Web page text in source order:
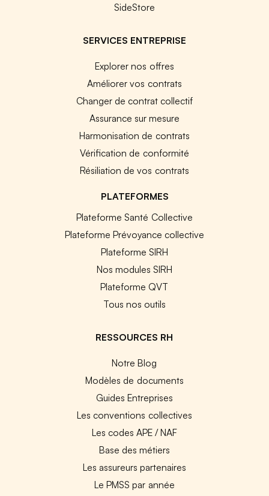
SideStore
SERVICES ENTREPRISE
Explorer nos offres
Améliorer vos contrats
Changer de contrat collectif
Assurance sur mesure
Harmonisation de contrats
Vérification de conformité
Résiliation de vos contrats
PLATEFORMES
Plateforme Santé Collective
Plateforme Prévoyance collective
Plateforme SIRH
Nos modules SIRH
Plateforme QVT
Tous nos outils
RESSOURCES RH
Notre Blog
Modèles de documents
Guides Entreprises
Les conventions collectives
Les codes APE / NAF
Base des métiers
Les assureurs partenaires
Le PMSS par année